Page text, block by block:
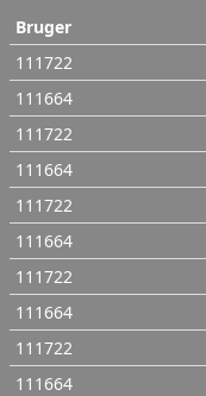
Bruger
111722
111664
111722
111664
111722
111664
111722
111664
111722
111664